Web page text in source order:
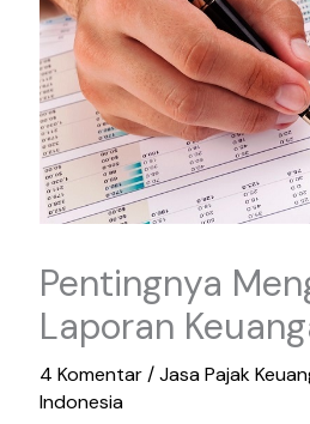
Pentingnya
Laporan
4 Komentar /Jasa Pajak
Indonesia